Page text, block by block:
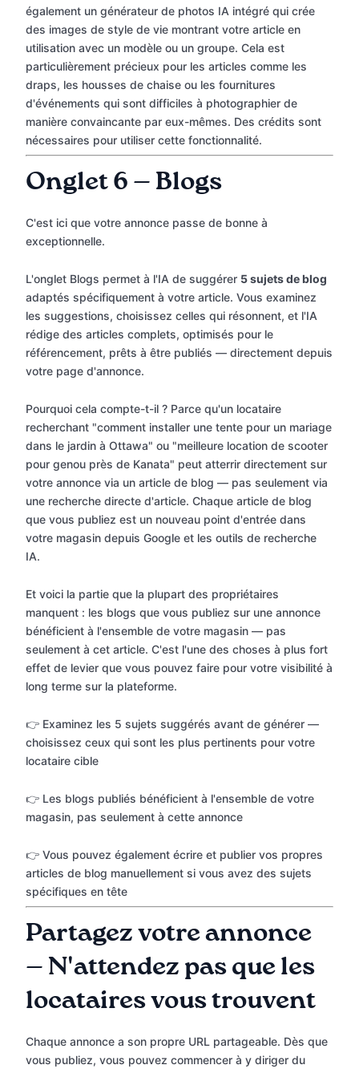
également un générateur de photos IA intégré qui crée
des images de style de vie montrant votre article en
utilisation avec un modèle ou un groupe. Cela est
particulièrement précieux pour les articles comme les
draps, les housses de chaise ou les fournitures
d'événements qui sont difficiles à photographier de
manière convaincante par eux-mêmes. Des crédits sont
nécessaires pour utiliser cette fonctionnalité.
Onglet 6 — Blogs
C'est ici que votre annonce passe de bonne à
exceptionnelle.
L'onglet Blogs permet à l'IA de suggérer 5 sujets de blog
adaptés spécifiquement à votre article. Vous examinez
les suggestions, choisissez celles qui résonnent, et l'IA
rédige des articles complets, optimisés pour le
référencement, prêts à être publiés — directement depuis
votre page d'annonce.
Pourquoi cela compte-t-il ? Parce qu'un locataire
recherchant "comment installer une tente pour un mariage
dans le jardin à Ottawa" ou "meilleure location de scooter
pour genou près de Kanata" peut atterrir directement sur
votre annonce via un article de blog — pas seulement via
une recherche directe d'article. Chaque article de blog
que vous publiez est un nouveau point d'entrée dans
votre magasin depuis Google et les outils de recherche
IA.
Et voici la partie que la plupart des propriétaires
manquent : les blogs que vous publiez sur une annonce
bénéficient à l'ensemble de votre magasin — pas
seulement à cet article. C'est l'une des choses à plus fort
effet de levier que vous pouvez faire pour votre visibilité à
long terme sur la plateforme.
👉 Examinez les 5 sujets suggérés avant de générer —
choisissez ceux qui sont les plus pertinents pour votre
locataire cible
👉 Les blogs publiés bénéficient à l'ensemble de votre
magasin, pas seulement à cette annonce
👉 Vous pouvez également écrire et publier vos propres
articles de blog manuellement si vous avez des sujets
spécifiques en tête
Partagez votre annonce
— N'attendez pas que les
locataires vous trouvent
Chaque annonce a son propre URL partageable. Dès que
vous publiez, vous pouvez commencer à y diriger du